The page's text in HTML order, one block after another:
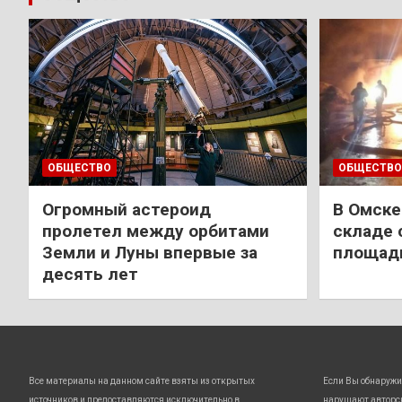
ОБЩЕСТВО
Огромный астероид
пролетел между орбитами
Земли и Луны впервые за
десять лет
ОБЩЕСТВО
В
складе
Все материалы на данном сайте взяты из открытых
источников и предоставляются исключительно в
Если Вы
нарушают